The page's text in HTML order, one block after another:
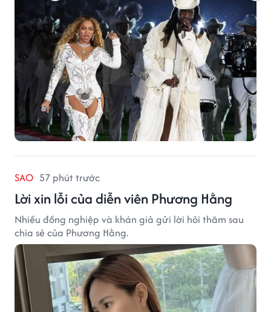
SAO 57 phút trước
Lời xin lỗi của diễn viên Phương Hằng
Nhiều đồng nghiệp và khán giả gửi lời hỏi thăm sau
chia sẻ của Phương Hằng.